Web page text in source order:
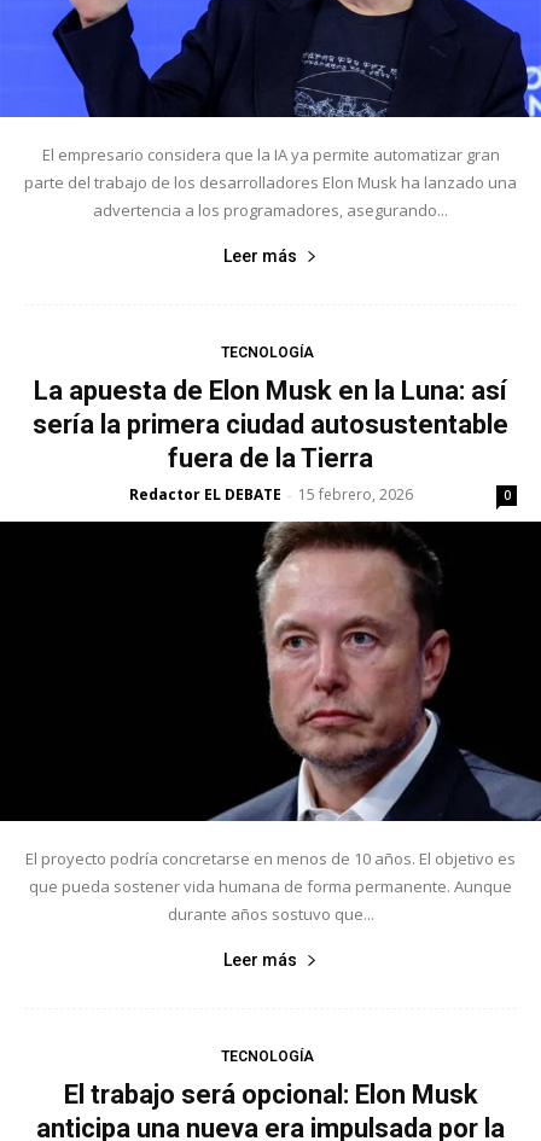
El empresario considera que la IA ya permite automatizar gran
parte del trabajo de los desarrolladores Elon Musk ha lanzado una
advertencia a los programadores, asegurando...
Leer más
TECNOLOGÍA
La apuesta de Elon Musk en la Luna: así
sería la primera ciudad autosustentable
fuera de la Tierra
Redactor EL DEBATE - 15 febrero, 2026 0
El proyecto podría concretarse en menos de 10 años. El objetivo es
que pueda sostener vida humana de forma permanente. Aunque
durante años sostuvo que...
Leer más
TECNOLOGÍA
El trabajo será opcional: Elon Musk
anticipa una nueva era impulsada por la